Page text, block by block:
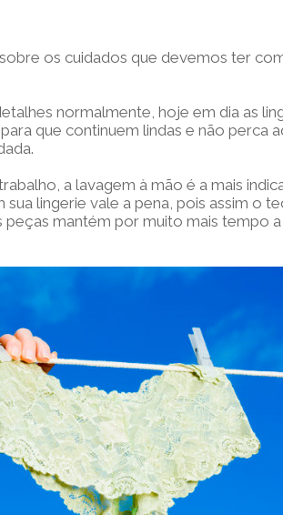
os cuidados que devemos ter
normalmente, hoje em dia as
que continuem lindas e não perca
a lavagem à mão é a mais
lingerie vale a pena, pois assim o
mantém por muito mais tempo